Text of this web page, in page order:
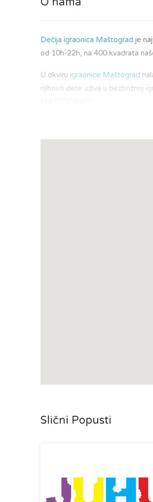
Dečija igraonica Maštograd je
od 10h-22h, na 400 kvadrata
U okviru igraonice Maštograd
njihovo dete uživa u bezbrižnoj
Slični Popusti